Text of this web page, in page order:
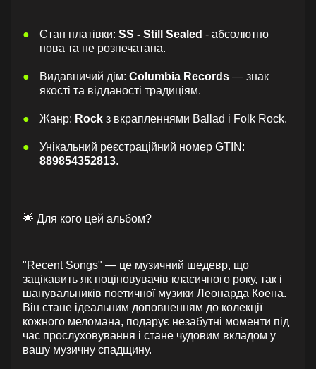
Стан платівки: SS - Still Sealed - абсолютно
нова та не розпечатана.
Видавничий дім: Columbia Records — знак
якості та відданості традиціям.
Жанр: Rock з вкрапленнями Ballad і Folk Rock.
Унікальний реєстраційний номер GTIN:
889854352813.
🌟 Для кого цей альбом?
"Recent Songs" — це музичний шедевр, що
зацікавить як поціновувачів класичного року, так і
шанувальників поетичної музики Леонарда Коена.
Він стане ідеальним доповненням до колекції
кожного меломана, подарує незабутні моменти під
час прослуховування і стане чудовим вкладом у
вашу музичну спадщину.